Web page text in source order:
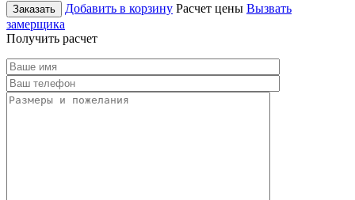
Заказать Добавить в корзину Расчет цены Вызвать
замерщика
Получить расчет